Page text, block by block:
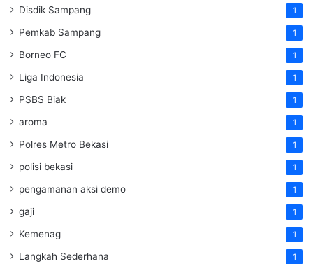
Disdik Sampang 1
Pemkab Sampang 1
Borneo FC 1
Liga Indonesia 1
PSBS Biak 1
aroma 1
Polres Metro Bekasi 1
polisi bekasi 1
pengamanan aksi demo 1
gaji 1
Kemenag 1
Langkah Sederhana 1